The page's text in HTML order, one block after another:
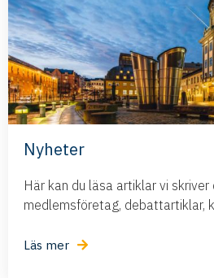
Nyheter
Här kan du läsa artiklar vi skriver
medlemsföretag, debattartiklar,
Läs mer